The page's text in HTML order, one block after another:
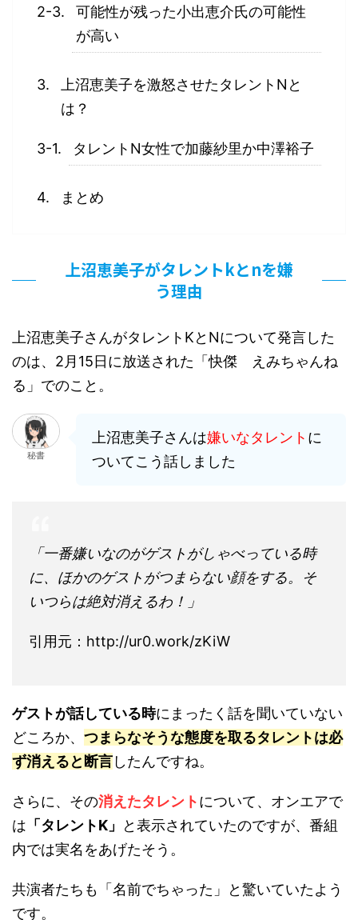
可能性が残った小出恵介氏の可能性
が高い
上沼恵美子を激怒させたタレントNと
は？
タレントN女性で加藤紗里か中澤裕子
まとめ
上沼恵美子がタレントkとnを嫌
う理由
上沼恵美子さんがタレントKとNについて発言した
のは、2月15日に放送された「快傑 えみちゃんね
る」でのこと。
秘書
上沼恵美子さんは嫌いなタレント に
ついてこう話しました
「一番嫌いなのがゲストがしゃべっている時
に、ほかのゲストがつまらない顔をする。そ
いつらは絶対消えるわ！」
引用元：http://ur0.work/zKiW
ゲストが話している時にまったく話を聞いていない
どころか、 つまらなそうな態度を取るタレントは必
ず消えると断言したんですね。
さらに、その消えたタレントについて、オンエアで
は 「タレントK」
と表示されていたのですが、番組
内では実名をあげたそう。
共演者たちも「名前でちゃった」と驚いていたよう
です。